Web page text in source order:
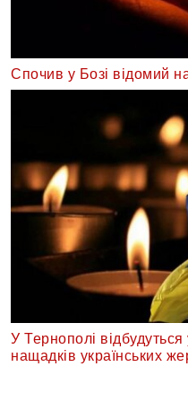
Спочив у Бозі відомий
У Тернополі відбудуться
нащадків українських